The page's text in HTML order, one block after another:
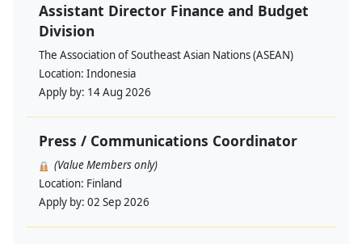
Assistant Director Finance and Budget
Division
The Association of Southeast Asian Nations (ASEAN)
Location: Indonesia
Apply by: 14 Aug 2026
Press / Communications Coordinator
(Value Members only)
Location: Finland
Apply by: 02 Sep 2026